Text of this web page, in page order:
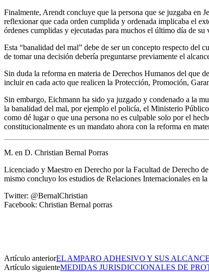
Finalmente, Arendt concluye que la persona que se juzgaba en
reflexionar que cada orden cumplida y ordenada implicaba el
órdenes cumplidas y ejecutadas para muchos el último día de su
Esta “banalidad del mal” debe de ser un concepto respecto del
de tomar una decisión debería preguntarse previamente el
Sin duda la reforma en materia de Derechos Humanos del que
incluir en cada acto que realicen la Protección, Promoción,
Sin embargo, Eichmann ha sido ya juzgado y condenado a la
la banalidad del mal, por ejemplo el policía, el Ministerio
como dé lugar o que una persona no es culpable solo por el
constitucionalmente es un mandato ahora con la reforma en
M. en D. Christian Bernal Porras
Licenciado y Maestro en Derecho por la Facultad de Derecho
mismo concluyo los estudios de Relaciones Internacionales en
Twitter: @BernalChristian
Facebook: Christian Bernal porras
Artículo anteriorEL AMPARO ADHESIVO Y SUS
Artículo siguienteMEDIDAS JURISDICCIONALES DE